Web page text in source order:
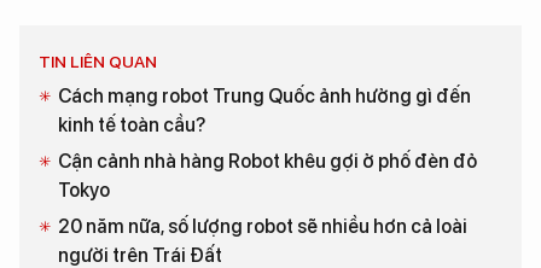
TIN LIÊN QUAN
Cách mạng robot Trung Quốc ảnh hưởng gì đến
kinh tế toàn cầu?
Cận cảnh nhà hàng Robot khêu gợi ở phố đèn đỏ
Tokyo
20 năm nữa, số lượng robot sẽ nhiều hơn cả loài
người trên Trái Đất